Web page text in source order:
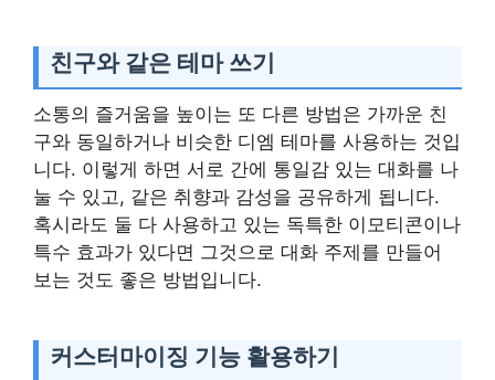
친구와 같은 테마 쓰기
소통의 즐거움을 높이는 또 다른 방법은 가까운 친
구와 동일하거나 비슷한 디엠 테마를 사용하는 것입
니다. 이렇게 하면 서로 간에 통일감 있는 대화를 나
눌 수 있고, 같은 취향과 감성을 공유하게 됩니다.
혹시라도 둘 다 사용하고 있는 독특한 이모티콘이나
특수 효과가 있다면 그것으로 대화 주제를 만들어
보는 것도 좋은 방법입니다.
커스터마이징 기능 활용하기